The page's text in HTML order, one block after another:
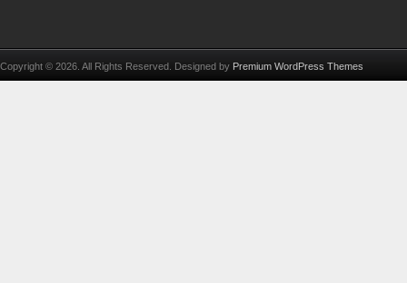
Copyright © 2026. All Rights Reserved. Designed by Premium WordPress Themes